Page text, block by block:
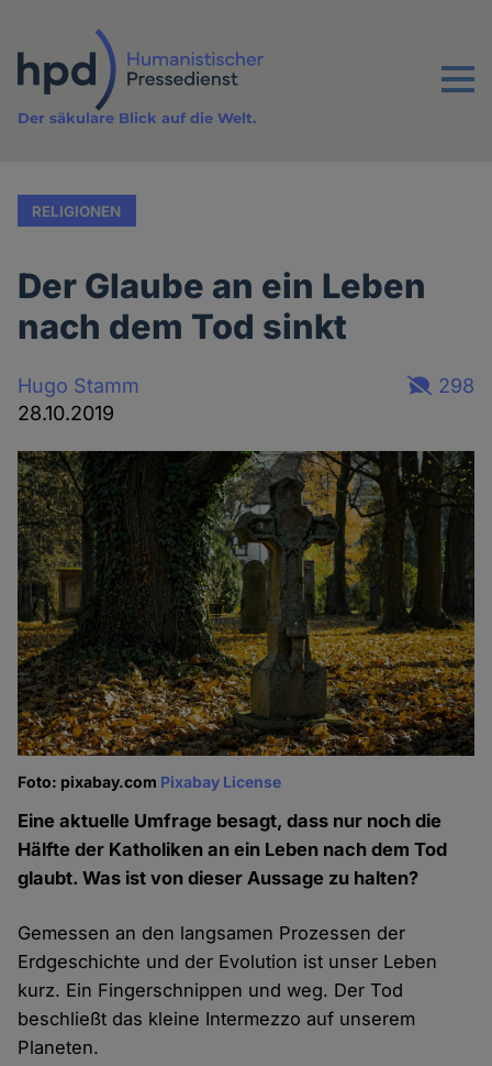
Inhalt
Menu
Der säkulare Blick auf die Welt.
RELIGIONEN
Der Glaube an ein Leben
nach dem Tod sinkt
Hugo Stamm
28.10.2019
298
Foto: pixabay.com Pixabay License
Eine aktuelle Umfrage besagt, dass nur noch die
Hälfte der Katholiken an ein Leben nach dem Tod
glaubt. Was ist von dieser Aussage zu halten?
Gemessen an den langsamen Prozessen der
Erdgeschichte und der Evolution ist unser Leben
kurz. Ein Fingerschnippen und weg. Der Tod
beschließt das kleine Intermezzo auf unserem
Planeten.